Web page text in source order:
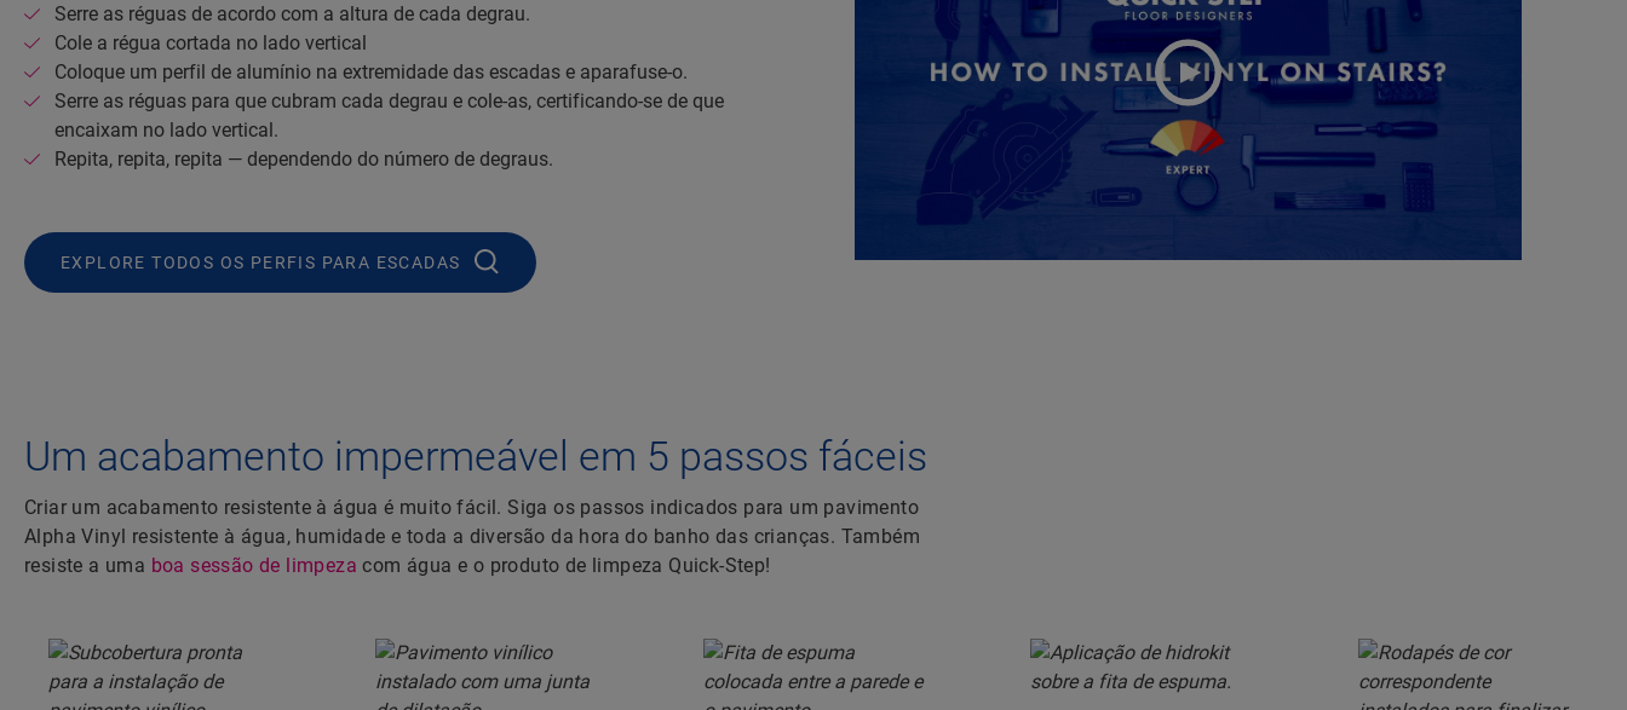
Serre as réguas de acordo com a altura de cada degrau.
Cole a régua cortada no lado vertical
Coloque um perfil de alumínio na extremidade das escadas e aparafuse-o.
Serre as réguas para que cubram cada degrau e cole-as, certificando-se de que
encaixam no lado vertical.
Repita, repita, repita — dependendo do número de degraus.
EXPLORE TODOS OS PERFIS PARA ESCADAS
Um acabamento impermeável em 5 passos fáceis
Criar um acabamento resistente à água é muito fácil. Siga os passos indicados para um pavimento
Alpha Vinyl resistente à água, humidade e toda a diversão da hora do banho das crianças. Também
resiste a uma boa sessão de limpeza com água e o produto de limpeza Quick-Step!